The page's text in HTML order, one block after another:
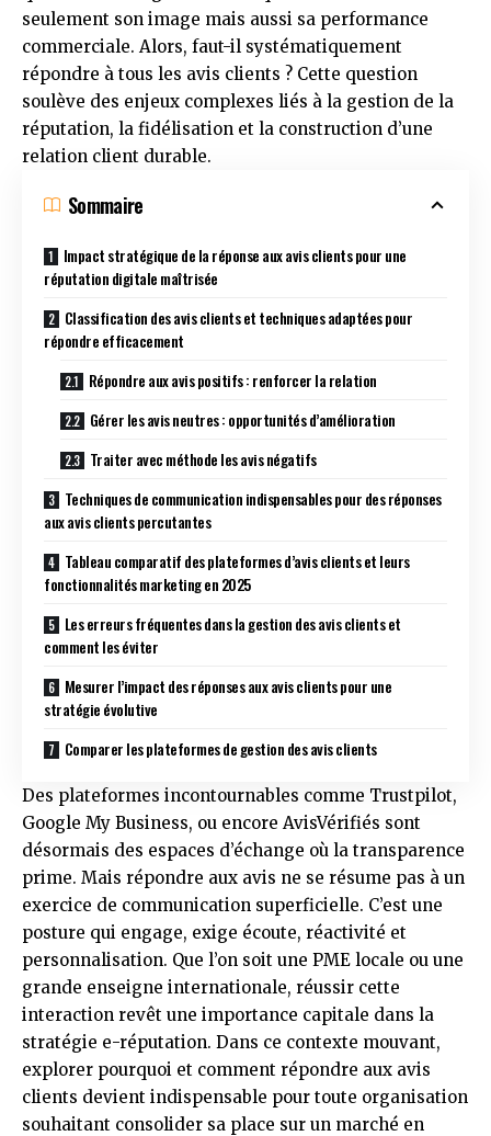
seulement son image mais aussi sa performance
commerciale. Alors, faut-il systématiquement
répondre à tous les avis clients ? Cette question
soulève des enjeux complexes liés à la gestion de la
réputation, la fidélisation et la construction d’une
relation client durable.
Sommaire
Impact stratégique de la réponse aux avis clients pour une
réputation digitale maîtrisée
Classification des avis clients et techniques adaptées pour
répondre efficacement
Répondre aux avis positifs : renforcer la relation
Gérer les avis neutres : opportunités d’amélioration
Traiter avec méthode les avis négatifs
Techniques de communication indispensables pour des réponses
aux avis clients percutantes
Tableau comparatif des plateformes d’avis clients et leurs
fonctionnalités marketing en 2025
Les erreurs fréquentes dans la gestion des avis clients et
comment les éviter
Mesurer l’impact des réponses aux avis clients pour une
stratégie évolutive
Comparer les plateformes de gestion des avis clients
Des plateformes incontournables comme Trustpilot,
Google My Business, ou encore AvisVérifiés sont
désormais des espaces d’échange où la transparence
prime. Mais répondre aux avis ne se résume pas à un
exercice de communication superficielle. C’est une
posture qui engage, exige écoute, réactivité et
personnalisation. Que l’on soit une PME locale ou une
grande enseigne internationale, réussir cette
interaction revêt une importance capitale dans la
stratégie e-réputation. Dans ce contexte mouvant,
explorer pourquoi et comment répondre aux avis
clients devient indispensable pour toute organisation
souhaitant consolider sa place sur un marché en